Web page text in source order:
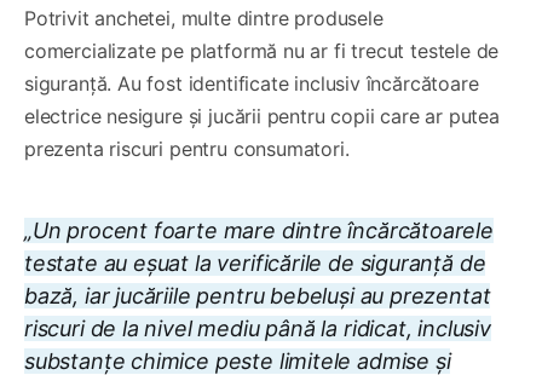
Potrivit anchetei, multe dintre produsele
comercializate pe platformă nu ar fi trecut testele de
siguranță. Au fost identificate inclusiv încărcătoare
electrice nesigure și jucării pentru copii care ar putea
prezenta riscuri pentru consumatori.
„Un procent foarte mare dintre încărcătoarele
testate au eșuat la verificările de siguranță de
bază, iar jucăriile pentru bebeluși au prezentat
riscuri de la nivel mediu până la ridicat, inclusiv
substanțe chimice peste limitele admise și